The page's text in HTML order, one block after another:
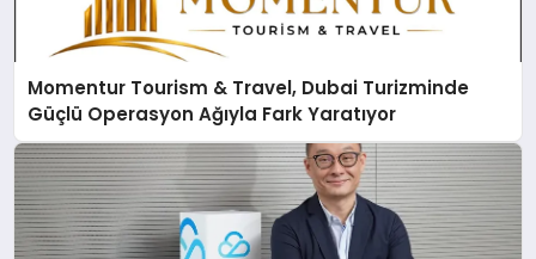
Momentur Tourism & Travel, Dubai Turizminde
Güçlü Operasyon Ağıyla Fark Yaratıyor